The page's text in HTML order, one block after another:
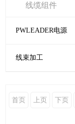
线缆组件
PWLEADER电源
线束加工
首页 上页 下页